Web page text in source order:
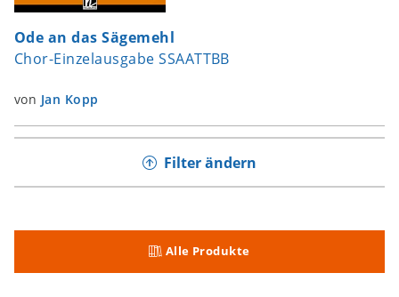
Ode an das Sägemehl
Chor-Einzelausgabe SSAATTBB
von Jan Kopp
Filter ändern
Alle Produkte